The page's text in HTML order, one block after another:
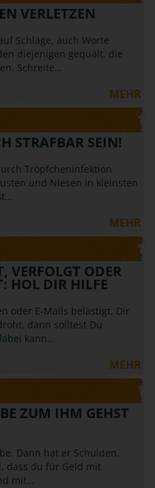
VERLETZEN
Schläge, auch Worte
diejenigen gequält, die
Schreite…
MEHR
STRAFBAR SEIN!
Tröpfcheninfektion
und Niesen in kleinsten
MEHR
VERFOLGT ODER
HOL DIR HILFE
oder E-Mails belästigt, Dir
dann solltest Du
kann…
MEHR
ZUM IHM GEHST
Dann hat er Schulden,
dass du für Geld mit
mit…